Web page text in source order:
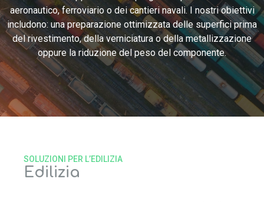
aeronautico, ferroviario o dei cantieri navali. I nostri obiettivi
includono: una preparazione ottimizzata delle superfici prima
del rivestimento, della verniciatura o della metallizzazione
oppure la riduzione del peso del componente.
Edilizia
SOLUZIONI PER L’EDILIZIA